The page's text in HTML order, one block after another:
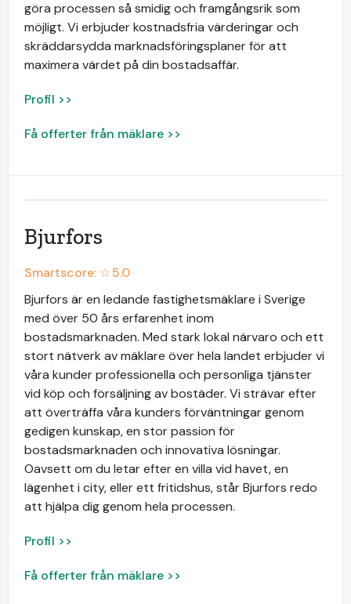
göra processen så smidig och framgångsrik som
möjligt. Vi erbjuder kostnadsfria värderingar och
skräddarsydda marknadsföringsplaner för att
maximera värdet på din bostadsaffär.
Profil >>
Få offerter från mäklare >>
Bjurfors
Smartscore: ☆5.0
Bjurfors är en ledande fastighetsmäklare i Sverige
med över 50 års erfarenhet inom
bostadsmarknaden. Med stark lokal närvaro och ett
stort nätverk av mäklare över hela landet erbjuder vi
våra kunder professionella och personliga tjänster
vid köp och försäljning av bostäder. Vi strävar efter
att överträffa våra kunders förväntningar genom
gedigen kunskap, en stor passion för
bostadsmarknaden och innovativa lösningar.
Oavsett om du letar efter en villa vid havet, en
lägenhet i city, eller ett fritidshus, står Bjurfors redo
att hjälpa dig genom hela processen.
Profil >>
Få offerter från mäklare >>